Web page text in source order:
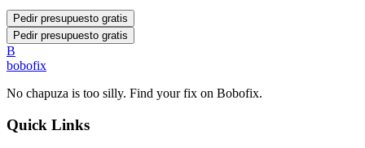
Pedir presupuesto gratis
Pedir presupuesto gratis
B
bobofix
No chapuza is too silly. Find your fix on Bobofix.
Quick Links